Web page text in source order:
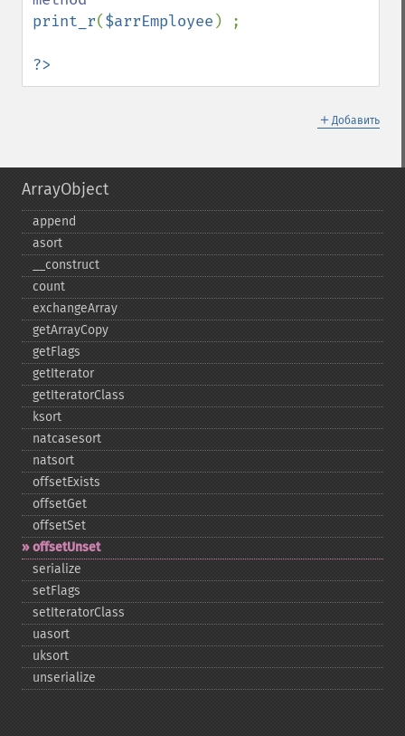
print_r($arrEmployee ) ;
?>
＋ Добавить
ArrayObject
append
asort
_​_​construct
count
exchangeArray
getArrayCopy
getFlags
getIterator
getIteratorClass
ksort
natcasesort
natsort
offsetExists
offsetGet
offsetSet
offsetUnset
serialize
setFlags
setIteratorClass
uasort
uksort
unserialize